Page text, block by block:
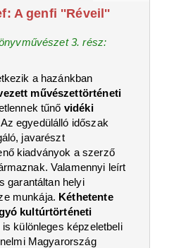
A genfi ''Réveil''
3. rész:
a hazánkban
művészettörténeti
tűnő vidéki
egyedülálló időszak
javarészt
kiadványok a szerző
Valamennyi leírt
garantáltan helyi
munkája. Kéthetente
kultúrtörténeti
is különleges képzeletbeli
Magyarország